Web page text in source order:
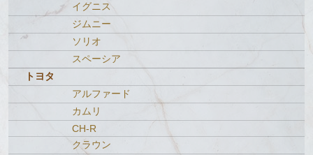
イグニス
ジムニー
ソリオ
スペーシア
トヨタ
アルファード
カムリ
CH-R
クラウン